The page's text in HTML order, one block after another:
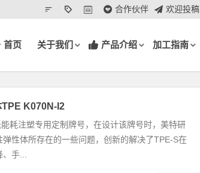
合作伙伴 欢迎投稿
首页 关于我们 产品介绍 加工指南
K070N-I2
耗注塑专用定制牌号，在设计该牌号时，美特研
性体所存在的一些问题，创新的解决了TPE-S在
手...